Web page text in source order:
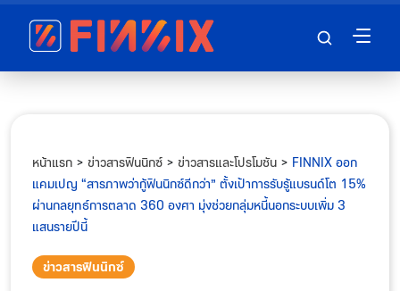
หน้าแรก > ข่าวสารฟินนิกซ์ > ข่าวสารและโปรโมชัน > FINNIX ออก
แคมเปญ “สารภาพว่ากู้ฟินนิกซ์ดีกว่า” ตั้งเป้าการรับรู้แบรนด์โต 15%
ผ่านกลยุทธ์การตลาด 360 องศา มุ่งช่วยกลุ่มหนี้นอกระบบเพิ่ม 3
แสนรายปีนี้
ข่าวสารฟินนิกซ์